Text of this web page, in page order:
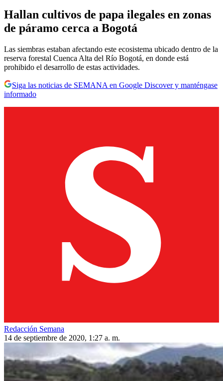
Hallan cultivos de papa ilegales en zonas
de páramo cerca a Bogotá
Las siembras estaban afectando este ecosistema ubicado dentro de la
reserva forestal Cuenca Alta del Río Bogotá, en donde está
prohibido el desarrollo de estas actividades.
Siga las noticias de SEMANA en Google Discover y manténgase
informado
Redacción Semana
14 de septiembre de 2020, 1:27 a. m.